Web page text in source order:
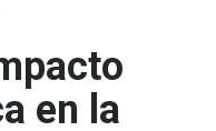
en la